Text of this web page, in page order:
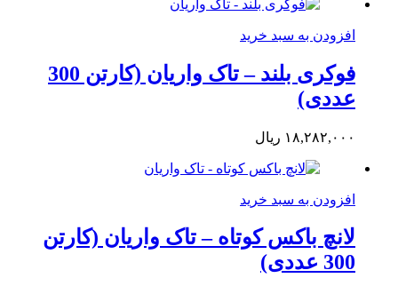
افزودن به سبد خرید
فوکری بلند – تاک واریان (کارتن 300
عددی)
۱۸,۲۸۲,۰۰۰ ریال
افزودن به سبد خرید
لانچ باکس کوتاه – تاک واریان (کارتن
300 عددی)